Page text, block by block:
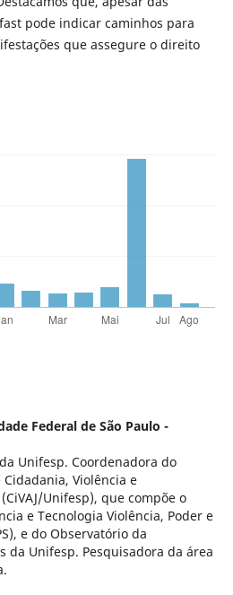
pode indicar caminhos para
que assegure o direito
Federal de São Paulo -
Unifesp. Coordenadora do
Violência e
Unifesp), que compõe o
e Tecnologia Violência, Poder e
e do Observatório da
da Unifesp. Pesquisadora da área